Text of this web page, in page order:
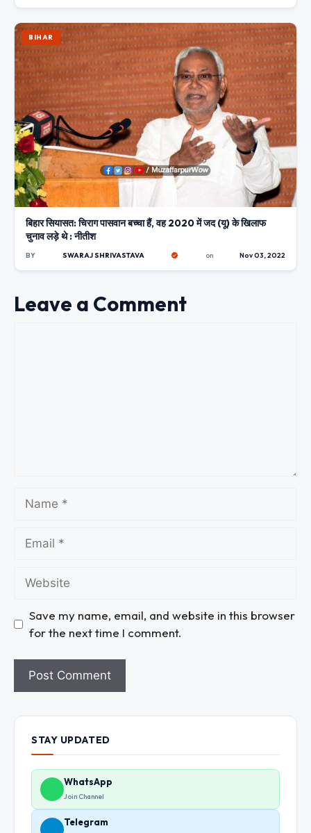
BIHAR
बिहार सियासत: चिराग पासवान बच्चा हैं, वह 2020 में जद (यू) के खिलाफ
चुनाव लड़े थे : नीतीश
BY SWARAJ SHRIVASTAVA on Nov 03, 2022
Leave a Comment
Save my name, email, and website in this browser
for the next time I comment.
STAY UPDATED
WhatsApp
Join Channel
Telegram